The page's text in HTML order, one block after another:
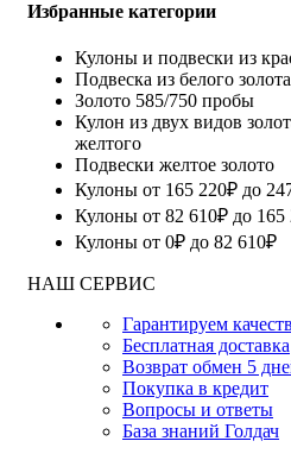
Избранные категории
Кулоны и подвески из
Подвеска из белого золота
Золото 585/750 пробы
Кулон из двух видов
желтого
Подвески желтое золото
Кулоны от 165 220₽ до
Кулоны от 82 610₽ до 165
Кулоны от 0₽ до 82 610₽
НАШ СЕРВИС
Гарантируем
Бесплатная доставка
Возврат обмен 5
Покупка в кредит
Вопросы и ответы
База знаний Голдач